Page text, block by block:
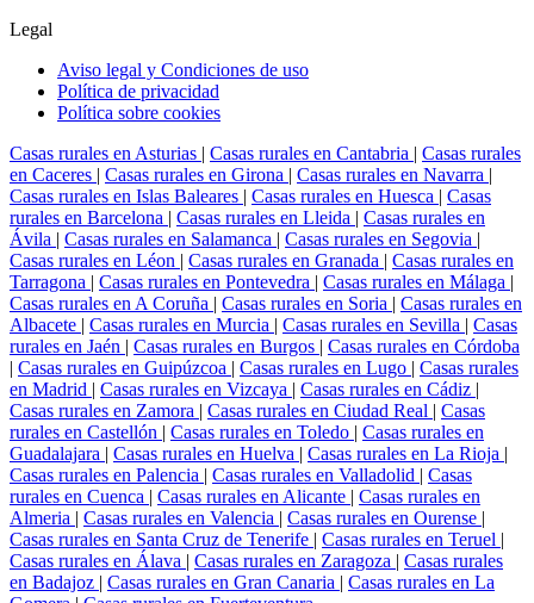
Legal
Aviso legal y Condiciones de uso
Política de privacidad
Política sobre cookies
Casas rurales en Asturias | Casas rurales en Cantabria | Casas rurales
en Caceres | Casas rurales en Girona | Casas rurales en Navarra |
Casas rurales en Islas Baleares | Casas rurales en Huesca | Casas
rurales en Barcelona | Casas rurales en Lleida | Casas rurales en
Ávila | Casas rurales en Salamanca | Casas rurales en Segovia |
Casas rurales en Léon | Casas rurales en Granada | Casas rurales en
Tarragona | Casas rurales en Pontevedra | Casas rurales en Málaga |
Casas rurales en A Coruña | Casas rurales en Soria | Casas rurales en
Albacete | Casas rurales en Murcia | Casas rurales en Sevilla | Casas
rurales en Jaén | Casas rurales en Burgos | Casas rurales en Córdoba
| Casas rurales en Guipúzcoa | Casas rurales en Lugo | Casas rurales
en Madrid | Casas rurales en Vizcaya | Casas rurales en Cádiz |
Casas rurales en Zamora | Casas rurales en Ciudad Real | Casas
rurales en Castellón | Casas rurales en Toledo | Casas rurales en
Guadalajara | Casas rurales en Huelva | Casas rurales en La Rioja |
Casas rurales en Palencia | Casas rurales en Valladolid | Casas
rurales en Cuenca | Casas rurales en Alicante | Casas rurales en
Almeria | Casas rurales en Valencia | Casas rurales en Ourense |
Casas rurales en Santa Cruz de Tenerife | Casas rurales en Teruel |
Casas rurales en Álava | Casas rurales en Zaragoza | Casas rurales
en Badajoz | Casas rurales en Gran Canaria | Casas rurales en La